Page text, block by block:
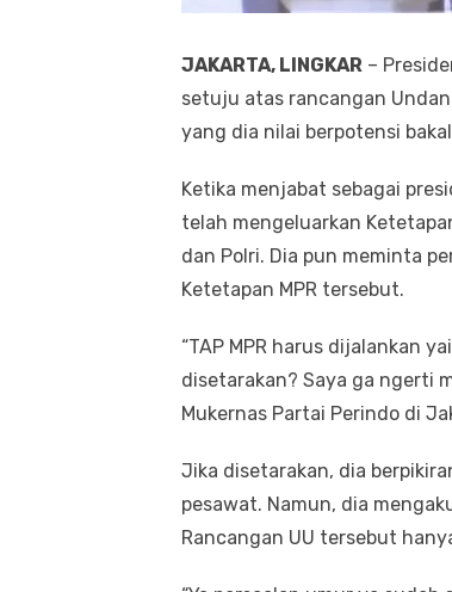
JAKARTA, LINGKAR –
setuju atas rancangan
yang dia nilai berpotensi
Ketika menjabat sebagai
telah mengeluarkan
dan Polri. Dia pun meminta
Ketetapan MPR tersebut.
“TAP MPR harus dijalankan
disetarakan? Saya ga ngerti
Mukernas Partai Perindo di
Jika disetarakan, dia
pesawat. Namun, dia
Rancangan UU tersebut